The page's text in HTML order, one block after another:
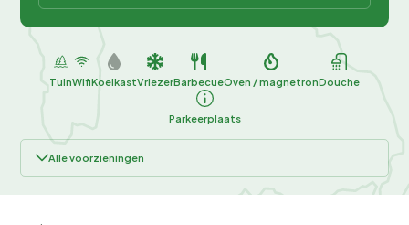
TuinWifiKoelkastVriezerBarbecueOven / magnetronDouche
Parkeerplaats
Alle voorzieningen